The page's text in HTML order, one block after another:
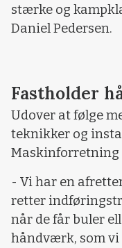
stærke og
Daniel Pedersen.
Fastholder
Udover at følge
teknikker og
Maskinforretning
- Vi har en
retter
når de får buler
håndværk, som vi